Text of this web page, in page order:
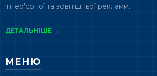
інтер'єрної та зовнішньої реклами.
ДЕТАЛЬНІШЕ →
МЕНЮ